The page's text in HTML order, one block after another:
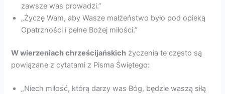
zawsze was prowadzi.”
„Życzę Wam, aby Wasze małżeństwo było pod opieką
Opatrzności i pełne Bożej miłości.”
W wierzeniach chrześcijańskich życzenia te często są
powiązane z cytatami z Pisma Świętego:
„Niech miłość, którą darzy was Bóg, będzie waszą siłą